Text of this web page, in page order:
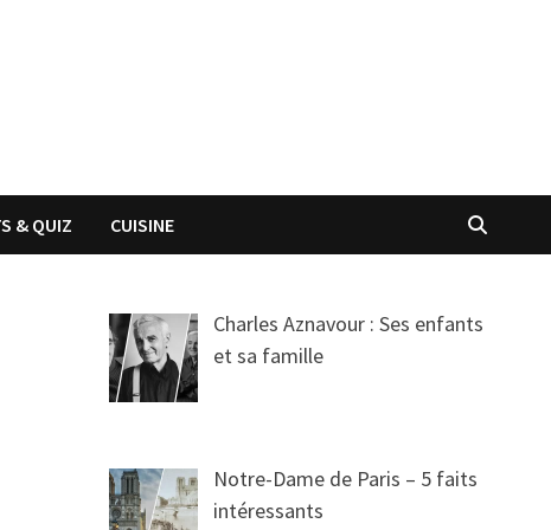
& QUIZ CUISINE
Charles Aznavour : Ses enfants
et sa famille
Notre-Dame de Paris – 5 faits
intéressants